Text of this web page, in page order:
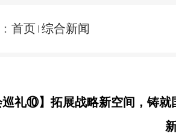
首页 综合新闻
巡礼⑩】拓展战略新空间，铸